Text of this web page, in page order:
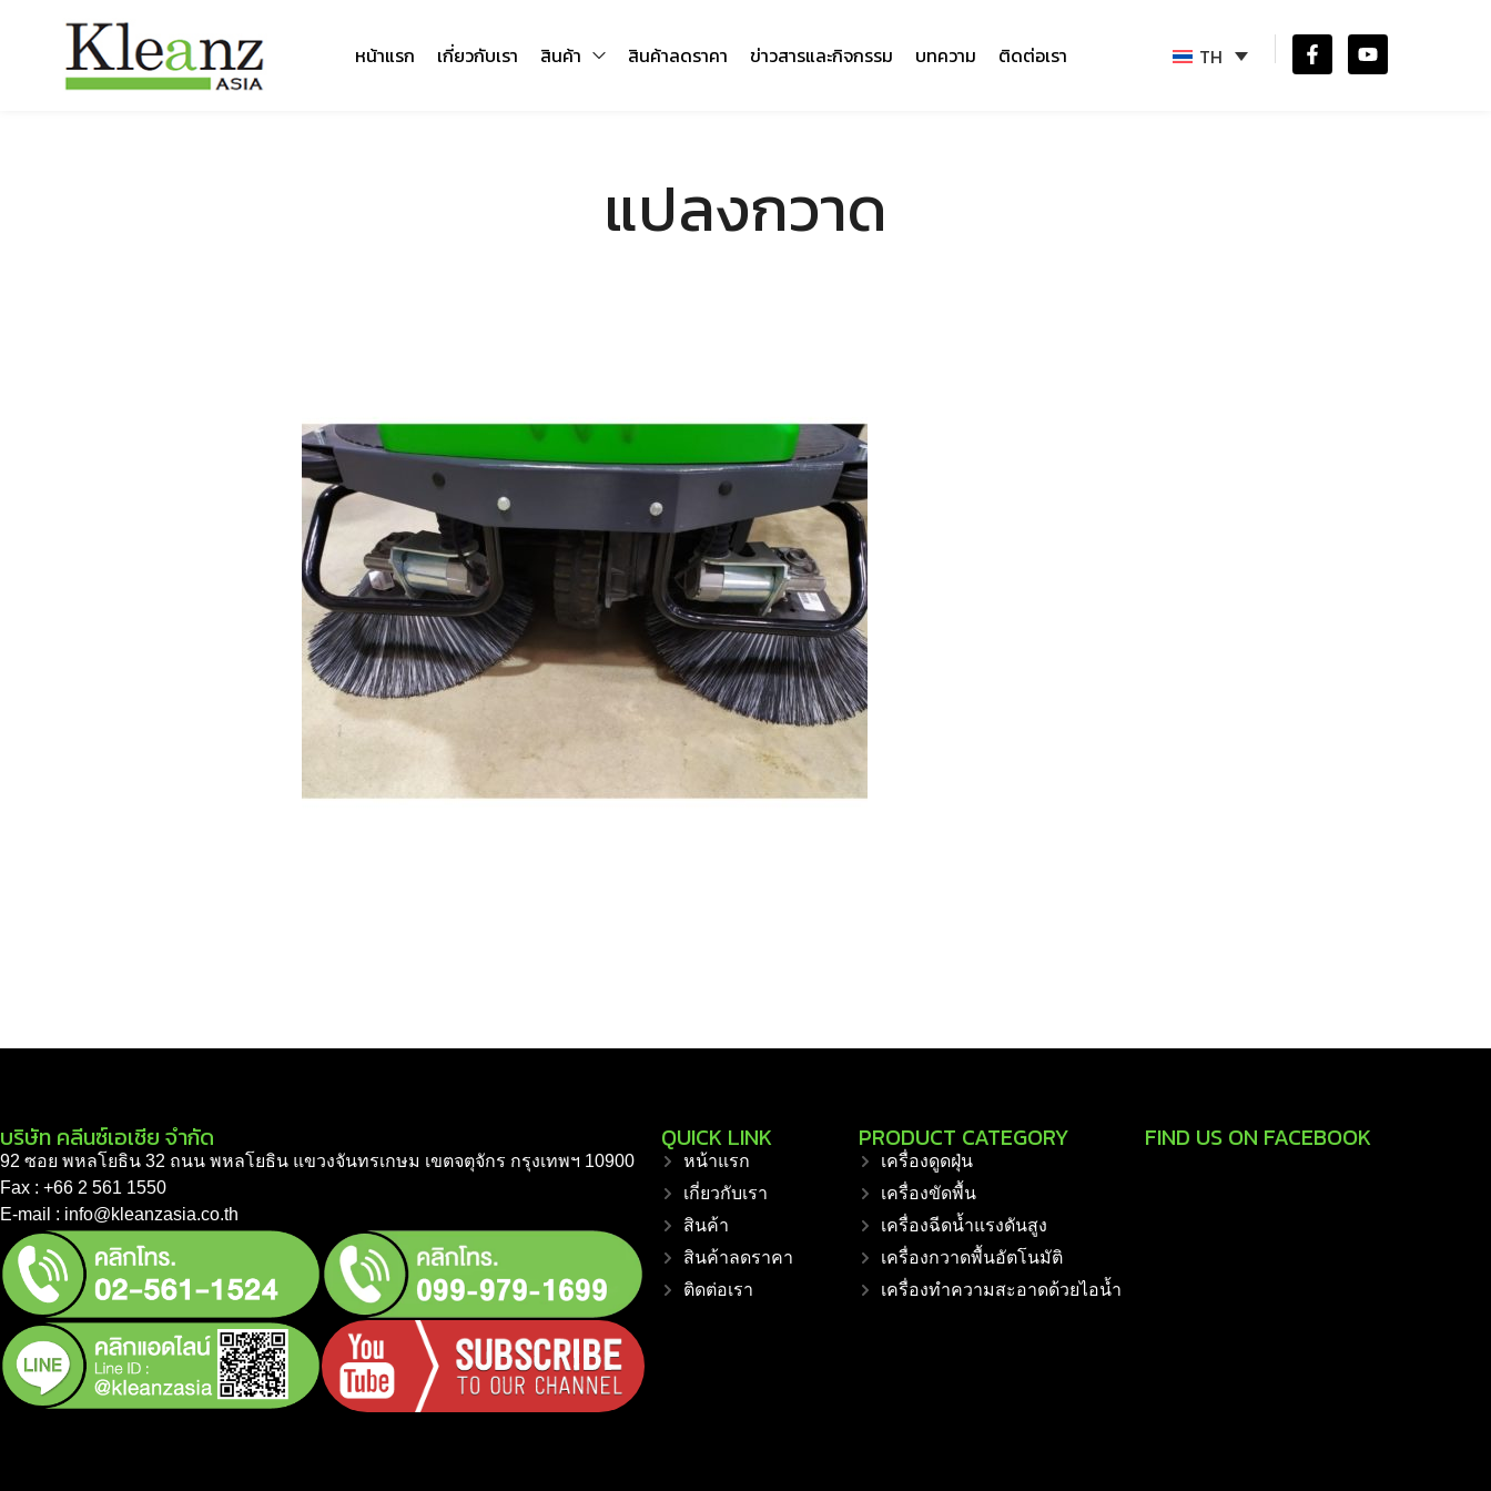
หน้าแรก เกี่ยวกับเรา สินค้า สินค้าลดราคา ข่าวสารและกิจกรรม บทความ ติดต่อเรา TH
แปลงกวาด
บริษัท คลีนซ์เอเชีย จำกัด
92 ซอย พหลโยธิน 32 ถนน พหลโยธิน แขวงจันทรเกษม เขตจตุจักร กรุงเทพฯ 10900
Fax : +66 2 561 1550
E-mail : info@kleanzasia.co.th
QUICK LINK
หน้าแรก
เกี่ยวกับเรา
สินค้า
สินค้าลดราคา
ติดต่อเรา
PRODUCT CATEGORY
เครื่องดูดฝุ่น
เครื่องขัดพื้น
เครื่องฉีดน้ำแรงดันสูง
เครื่องกวาดพื้นอัตโนมัติ
เครื่องทำความสะอาดด้วยไอน้ำ
FIND US ON FACEBOOK